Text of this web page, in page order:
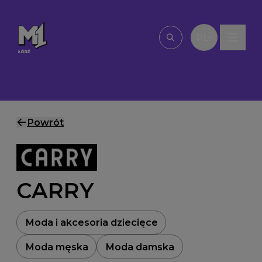
Wpisz, czego
Powrót
CARRY
Moda i akcesoria dziecięce
Moda męska Moda damska